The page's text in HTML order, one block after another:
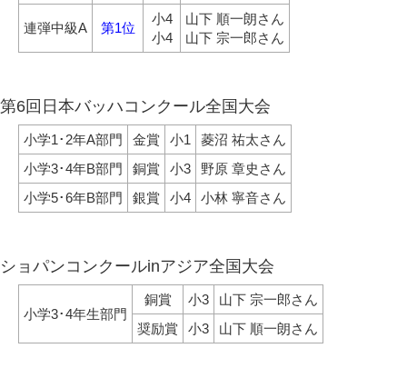
連弾中級A 第1位
小4
小4
山下 順一朗さん
山下 宗一郎さん
第6回日本バッハコンクール全国大会
小学1･2年A部門 金賞 小1
菱沼 祐太さん
小学3･4年B部門
銅賞 小3
野原 章史さん
小学5･6年B部門
銀賞 小4 小林 寧音さん
ショパンコンクールinアジア全国大会
小学3･4年生部門
銅賞 小3
山下 宗一郎さん
奨励賞
小3 山下 順一朗さん